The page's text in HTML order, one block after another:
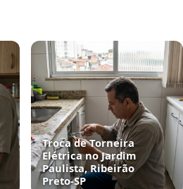
Troca de Torneira
Elétrica no Jardim
Paulista, Ribeirão
Preto‑SP